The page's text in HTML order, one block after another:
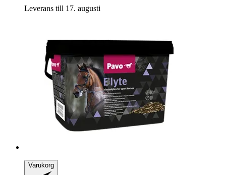
Leverans till 17. augusti
Varukorg